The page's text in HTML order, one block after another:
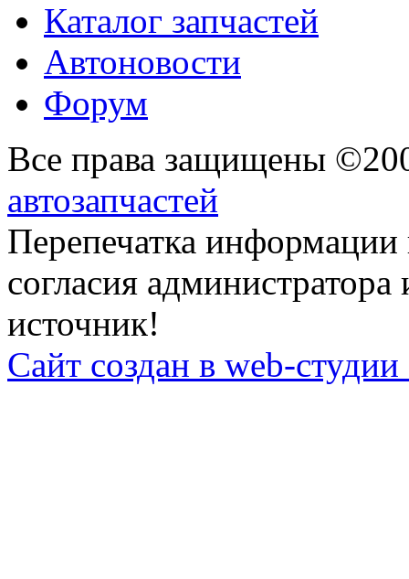
Каталог запчастей
Автоновости
Форум
Все права защищены
автозапчастей
Перепечатка
согласия
источник!
Сайт создан в web-